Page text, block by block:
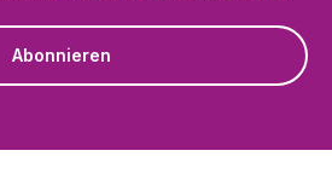
Abonnieren